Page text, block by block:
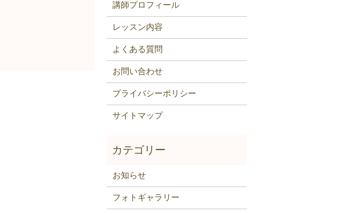
講師プロフィール
レッスン内容
よくある質問
お問い合わせ
プライバシーポリシー
サイトマップ
お知らせ
フォトギャラリー